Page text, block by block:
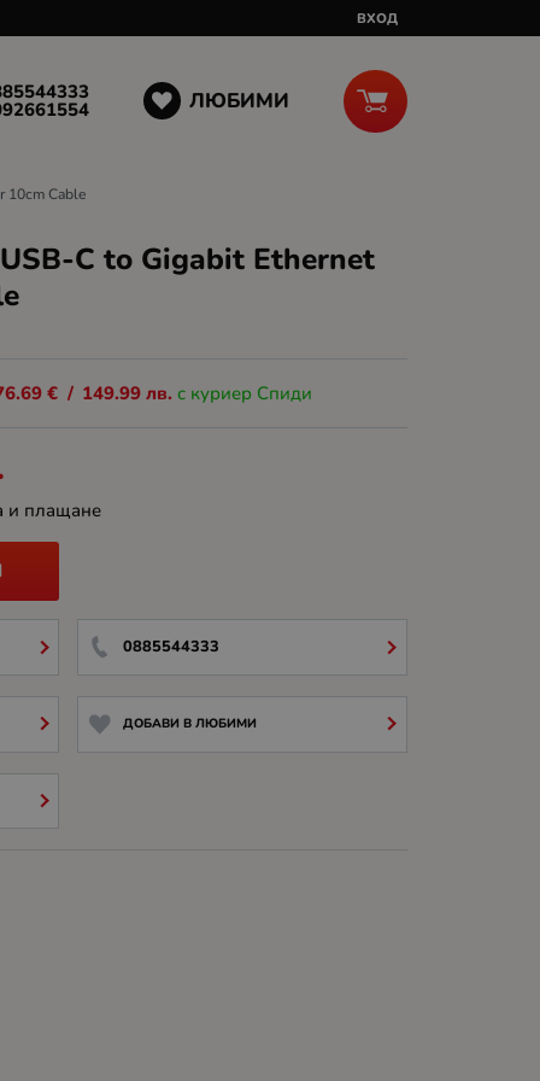
ВХОД
ЛЮБИМИ
10cm Cable
C to Gigabit Ethernet
€ / 149.99 лв. с куриер Спиди
и плащане
0885544333
ДОБАВИ В ЛЮБИМИ